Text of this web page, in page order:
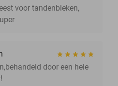
voor tandenbleken,
door een hele